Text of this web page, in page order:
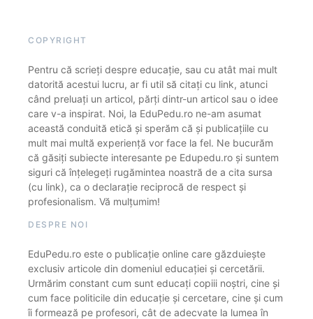
COPYRIGHT
Pentru că scrieți despre educație, sau cu atât mai mult
datorită acestui lucru, ar fi util să citați cu link, atunci
când preluați un articol, părți dintr-un articol sau o idee
care v-a inspirat. Noi, la EduPedu.ro ne-am asumat
această conduită etică și sperăm că și publicațiile cu
mult mai multă experiență vor face la fel. Ne bucurăm
că găsiți subiecte interesante pe Edupedu.ro și suntem
siguri că înțelegeți rugămintea noastră de a cita sursa
(cu link), ca o declarație reciprocă de respect și
profesionalism. Vă mulțumim!
DESPRE NOI
EduPedu.ro este o publicație online care găzduiește
exclusiv articole din domeniul educației și cercetării.
Urmărim constant cum sunt educați copiii noștri, cine și
cum face politicile din educație și cercetare, cine și cum
îi formează pe profesori, cât de adecvate la lumea în